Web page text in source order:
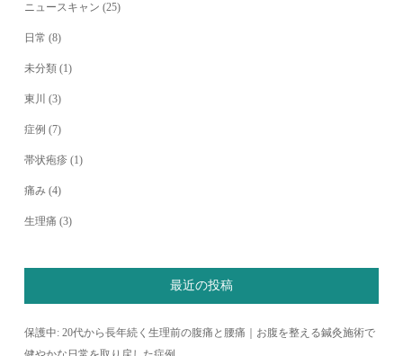
ニュースキャン (25)
日常 (8)
未分類 (1)
東川 (3)
症例 (7)
帯状疱疹 (1)
痛み (4)
生理痛 (3)
最近の投稿
保護中: 20代から長年続く生理前の腹痛と腰痛｜お腹を整える鍼灸施術で